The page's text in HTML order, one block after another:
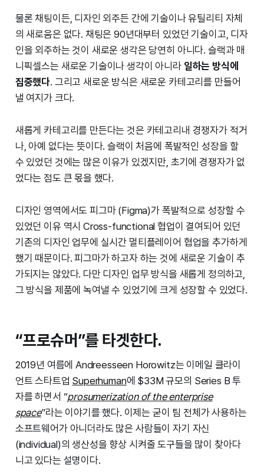
물론 채팅이든, 디자인 외주든 간에 기술이나 유틸리티 자체
의 새로움은 없다. 채팅은 90년대부터 있었던 기술이고, 디자
인을 외주하는 것이 새로운 생각은 당연히 아니다. 슬랙과 매
니픽셀스는 새로운 기술이나 생각이 아니라 일하는 방식에
집중했다. 그리고 새로운 방식은 새로운 카테고리를 만들어
낼 여지가 크다.
새롭게 카테고리를 만든다는 것은 카테고리내 경쟁자가 적거
나, 아예 없다는 뜻이다. 슬랙이 처음에 폭발적인 성장을 할
수 있었던 것에는 많은 이유가 있겠지만, 초기에 경쟁자가 없
었다는 점도 큰 몫을 했다.
디자인 영역에서도 피그마 (Figma)가 폭발적으로 성장할 수
있었던 이유 역시 Cross-functional 협업이 결여되어 있던
기존의 디자인 업무에 실시간 멀티플레이어 협업을 추가하게
했기 때문이다. 피그마가 하고자 하는 것에 새로운 기술이 추
가되지는 않았다. 다만 디자인 업무 방식을 새롭게 정의하고,
그 방식을 제품에 녹여낼 수 있었기에 크게 성장할 수 있었다.
“프로슈머”를 타겟한다.
2019년 여름에 Andreesseen Horowitz는 이메일 클라이
언트 스타트업 Superhuman에 $33M 규모의 Series B 투
자를 하면서 “prosumerization of the enterprise
space”라는 이야기를 했다. 이제는 굳이 팀 전체가 사용하는
소프트웨어가 아니더라도 많은 사람들이 자기 자신
(individual)의 생산성을 향상 시켜줄 도구들을 많이 찾아다
니고 있다는 설명이다.